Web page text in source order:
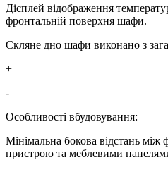
Дісплей відображення
фронтальній поверхня шафи.
Скляне дно шафи виконано з
+
-
Особливості вбудовування:
Мінімальна бокова відстань
пристрою та меблевими